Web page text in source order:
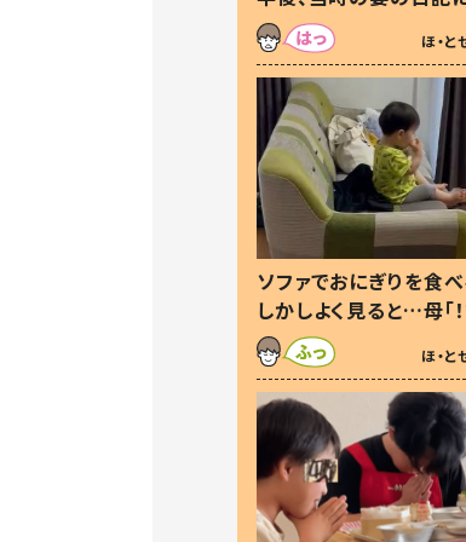
た本音とは
ほ・
ソファでおにぎりを食
しかしよく見ると…母「
察した母の投稿に「可愛
す！」「現行犯〜」
ほ・